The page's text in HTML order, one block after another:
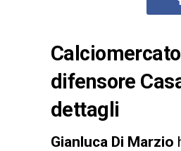
difensore
dettagli
Gianluca Di Marzio